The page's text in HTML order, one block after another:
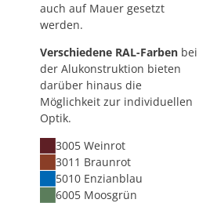
auch auf Mauer gesetzt
werden.
Verschiedene RAL-Farben bei
der Alukonstruktion bieten
darüber hinaus die
Möglichkeit zur individuellen
Optik.
3005 Weinrot
3011 Braunrot
5010 Enzianblau
6005 Moosgrün